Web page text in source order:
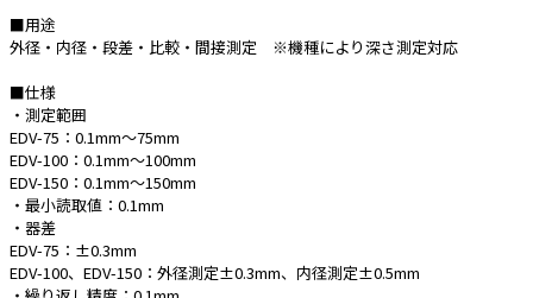
暑さ対策
■用途
外径・内径・段差・比較・間接測定 ※機種により深さ測定対応
■仕様
・測定範囲
EDV-75：0.1mm～75mm
EDV-100：0.1mm～100mm
EDV-150：0.1mm～150mm
・最小読取値：0.1mm
・器差
EDV-75：±0.3mm
EDV-100、EDV-150：外径測定±0.3mm、内径測定±0.5mm